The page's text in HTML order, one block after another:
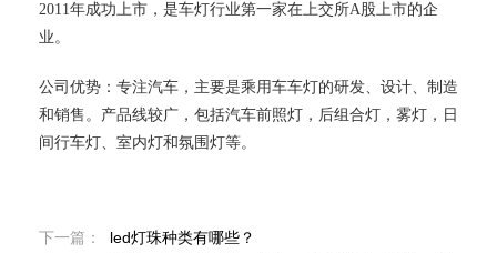
2011年成功上市，是车灯行业第一家在上交所A股上市的企
业。
公司优势：专注汽车，主要是乘用车车灯的研发、设计、制造
和销售。产品线较广，包括汽车前照灯，后组合灯，雾灯，日
间行车灯、室内灯和氛围灯等。
下一篇：
led灯珠种类有哪些？